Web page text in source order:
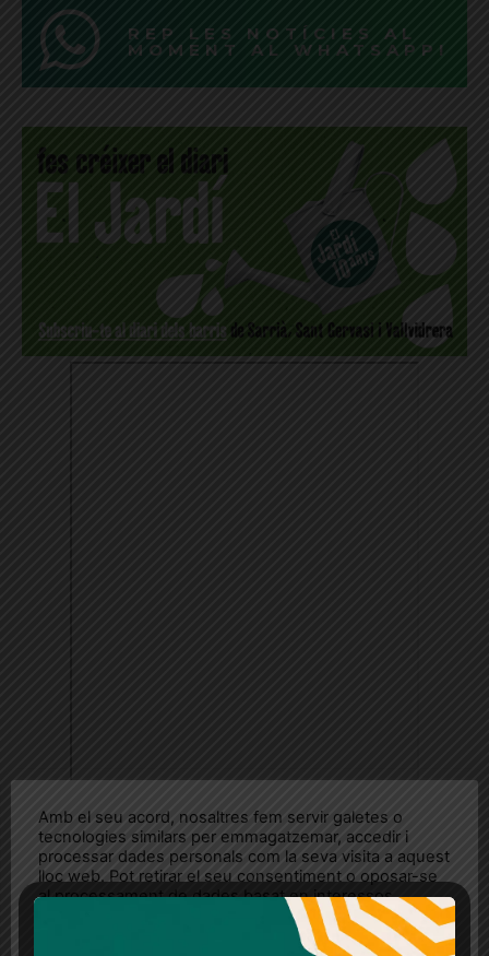
REP LES NOTÍCIES AL
MOMENT AL WHATSAPP!
Amb el seu acord, nosaltres fem servir galetes o
tecnologies similars per emmagatzemar, accedir i
processar dades personals com la seva visita a aquest
lloc web. Pot retirar el seu consentiment o oposar-se
al processament de dades basat en interessos
legítims en qualsevol moment fent clic a "Ajustos de
cookies" o a la nostra Política de privacitat en aquest